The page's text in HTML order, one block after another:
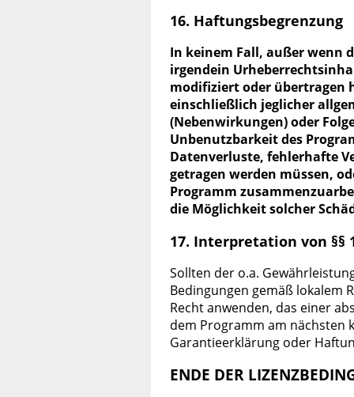
16. Haftungsbegrenzung
In keinem Fall, außer wenn
irgendein
modifiziert oder übertragen
einschließlich jeglicher
(Nebenwirkungen) oder
Unbenutzbarkeit des
Datenverluste, fehlerhafte
getragen werden müssen,
Programm
die Möglichkeit solcher
17. Interpretation von §§
Sollten der o.a.
Bedingungen gemäß lokalem
Recht anwenden, das einer
dem Programm am nächsten
Garantieerklärung oder
ENDE DER